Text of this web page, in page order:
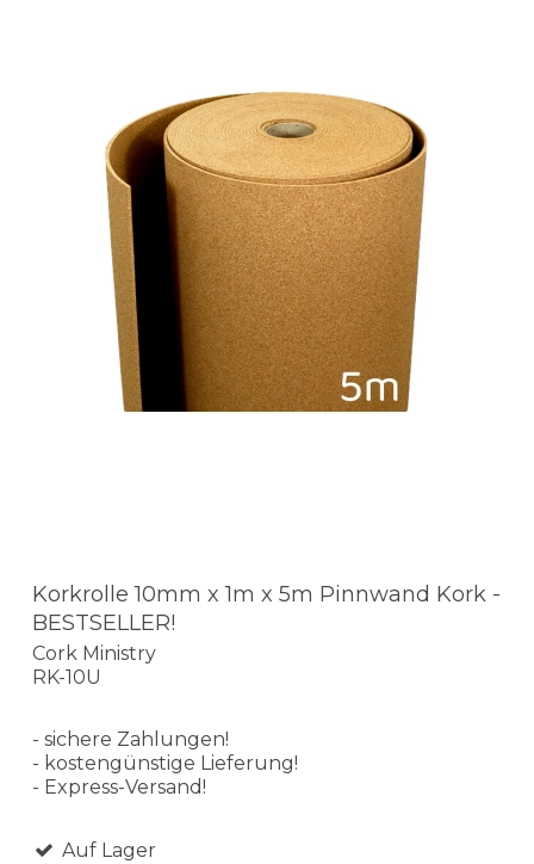
Korkrolle 10mm x 1m x 5m Pinnwand Kork -
BESTSELLER!
Cork Ministry
RK-10U
- sichere Zahlungen!
- kostengünstige Lieferung!
- Express-Versand!
Auf Lager